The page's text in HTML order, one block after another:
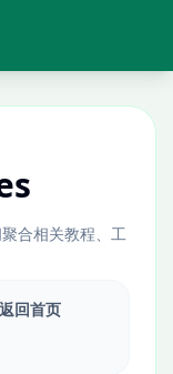
合相关教程、工
返回首页